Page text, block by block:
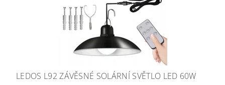
LEDOS L92 ZÁVĚSNÉ SOLÁRNÍ SVĚTLO LED 60W